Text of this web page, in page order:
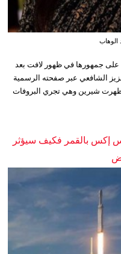
الوهاب
جمهورها في ظهور لافت بعد
الشافعي عبر صفحته الرسمية
شيرين وهي تجري البروفات
إكس بالقمر فكيف سيؤثر